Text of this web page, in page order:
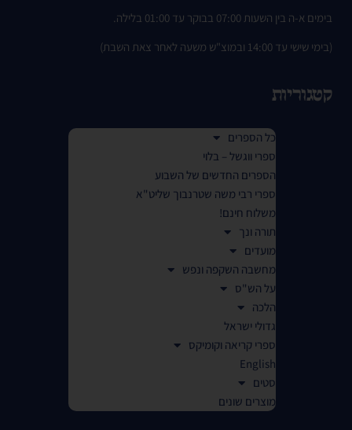
בימים א-ה בין השעות 07:00 בבוקר עד 01:00 בלילה.
(בימי שישי עד 14:00 ובמוצ"ש משעה לאחר צאת השבת)
קטגוריות
כל הספרים
ספרי ווגשל – בלוי
הספרים החדשים של השבוע
ספרי רבי משה שטרנבוך שליט"א
משלוח חינם!
תורה ונך
מועדים
מחשבה השקפה ונפש
על הש"ס
הלכה
גדולי ישראל
ספרי קריאה וקומיקס
English
סטים
מוצרים שונים